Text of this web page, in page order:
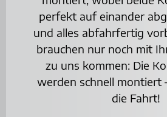
perfekt auf einander
und alles abfahrfertig
brauchen nur noch mit
zu uns kommen: Die
werden schnell montiert
die Fahrt!